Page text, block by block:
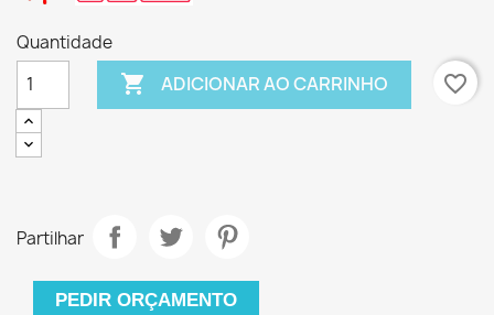
Quantidade
 ADICIONAR AO CARRINHO favorite_border
Partilhar
PEDIR ORÇAMENTO